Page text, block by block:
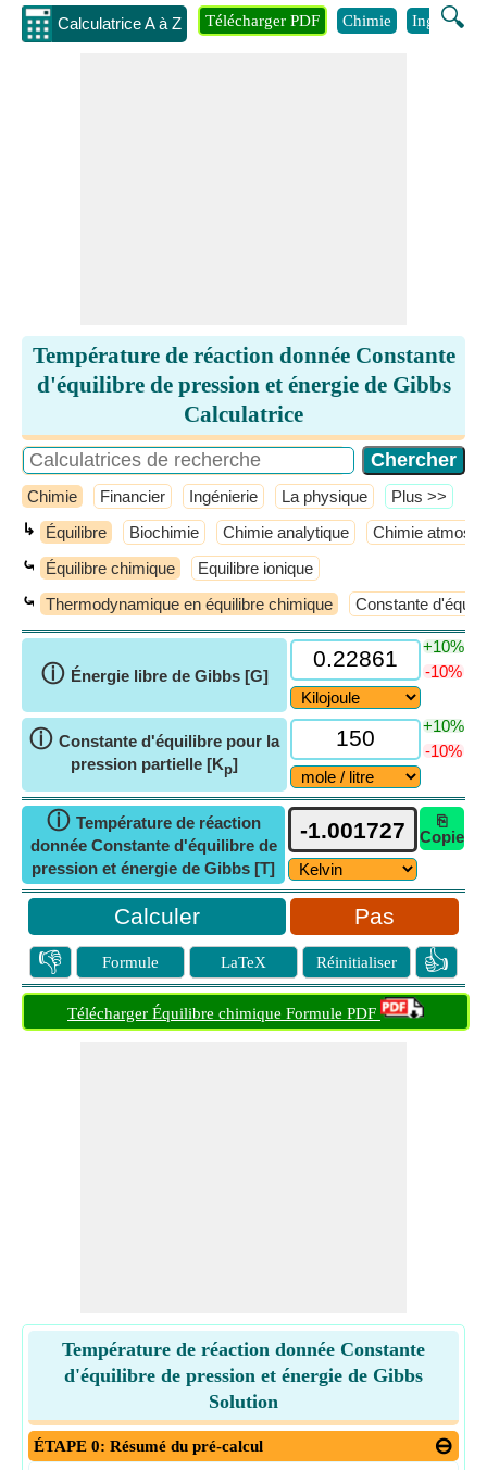
Calculatrice A à Z 🔍
Télécharger PDF Chimie Ingénierie
Température de réaction donnée Constante
d'équilibre de pression et énergie de Gibbs
Calculatrice
Chimie Financier Ingénierie La physique ​Plus >>
↳ Équilibre Biochimie Chimie analytique Chimie
⤿ Équilibre chimique Equilibre ionique
⤿ Thermodynamique en équilibre chimique Constante
ⓘ Énergie libre de Gibbs [G]
+10%
-10%
ⓘ Constante d'équilibre pour la
pression partielle [Kp]
+10%
-10%
ⓘ Température de réaction
donnée Constante d'équilibre de
pression et énergie de Gibbs [T]
⎘
Copie
Pas
👎 Formule LaTeX Réinitialiser 👍
Télécharger Équilibre chimique Formule PDF
Température de réaction donnée Constante
d'équilibre de pression et énergie de Gibbs
Solution
ÉTAPE 0: Résumé du pré-calcul